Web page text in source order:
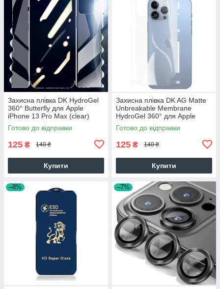
Захисна плівка DK HydroGel
360° Butterfly для Apple
iPhone 13 Pro Max (clear)
Готово до відправки
125 ₴ 140 ₴
Купити
Захисна плівка DK AG Matte
Unbreakable Membrane
HydroGel 360° для Apple
iPhone 13 Pro Max (clear)
Готово до відправки
125 ₴ 140 ₴
Купити
–8% –7%